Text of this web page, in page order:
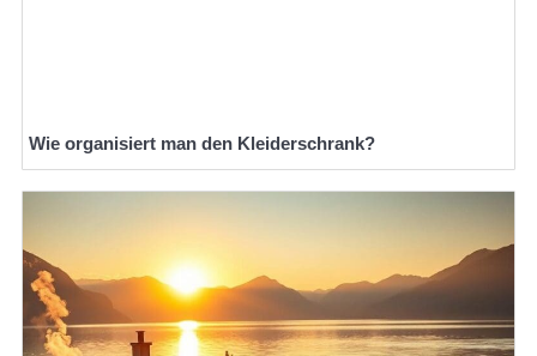
Wie organisiert man den Kleiderschrank?